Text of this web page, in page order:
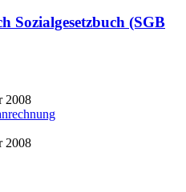
Sozialgesetzbuch (SGB
2008
2008